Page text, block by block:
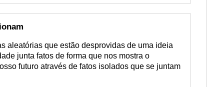
aleatórias que estão desprovidas de uma ideia
junta fatos de forma que nos mostra o
futuro através de fatos isolados que se juntam